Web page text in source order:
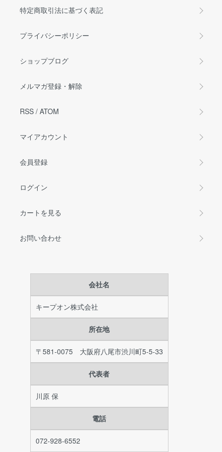
特定商取引法に基づく表記
プライバシーポリシー
ショップブログ
メルマガ登録・解除
RSS / ATOM
マイアカウント
会員登録
ログイン
カートを見る
お問い合わせ
会社名
キープオン株式会社
所在地
〒581-0075 大阪府八尾市渋川町5-5-33
代表者
川原 保
電話
072-928-6552